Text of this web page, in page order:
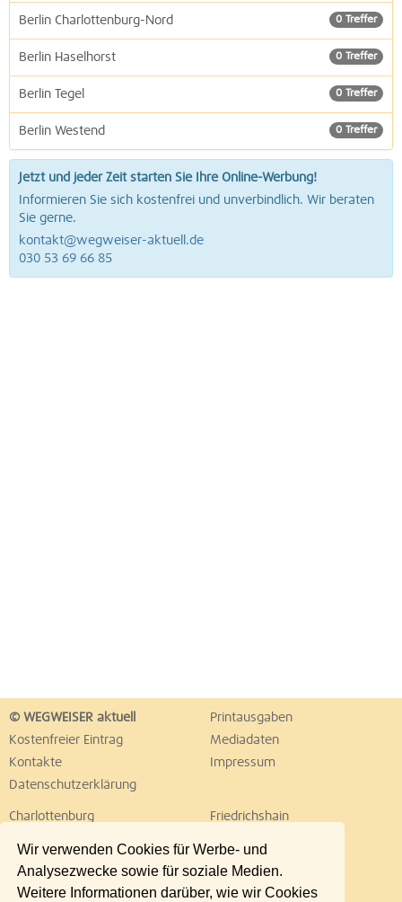
Wir verwenden Cookies für Werbe- und
Analysezwecke sowie für soziale Medien.
Weitere Informationen darüber, wie wir Cookies
0 Treffer
Berlin Charlottenburg-Nord
0 Treffer
Berlin Haselhorst
0 Treffer
Berlin Tegel
0 Treffer
Berlin Westend
Jetzt und jeder Zeit starten Sie Ihre Online-Werbung!
Informieren Sie sich kostenfrei und unverbindlich. Wir beraten
Sie gerne.
kontakt@wegweiser-aktuell.de
030 53 69 66 85
© WEGWEISER aktuell
Printausgaben
Kostenfreier Eintrag
Mediadaten
Kontakte
Impressum
Datenschutzerklärung
Charlottenburg
Friedrichshain
Lichtenberg
Marzahn